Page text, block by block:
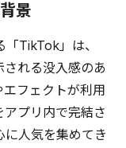
景
TikTok」は、
される没入感のあ
フェクトが利用
プリ内で完結さ
人気を集めてき